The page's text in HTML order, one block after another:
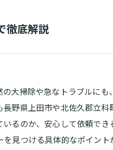
徹底解説
大掃除や急なトラブルに
野県上田市や北佐久郡立
るのか、安心して依頼でき
見つける具体的なポイント